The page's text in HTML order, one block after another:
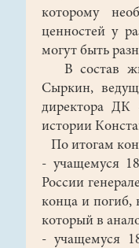
которому
ценностей у
могут быть
В состав
Сыркин,
директора ДК
истории
По итогам
- учащемуся
России
конца и погиб,
который в
- учащемуся